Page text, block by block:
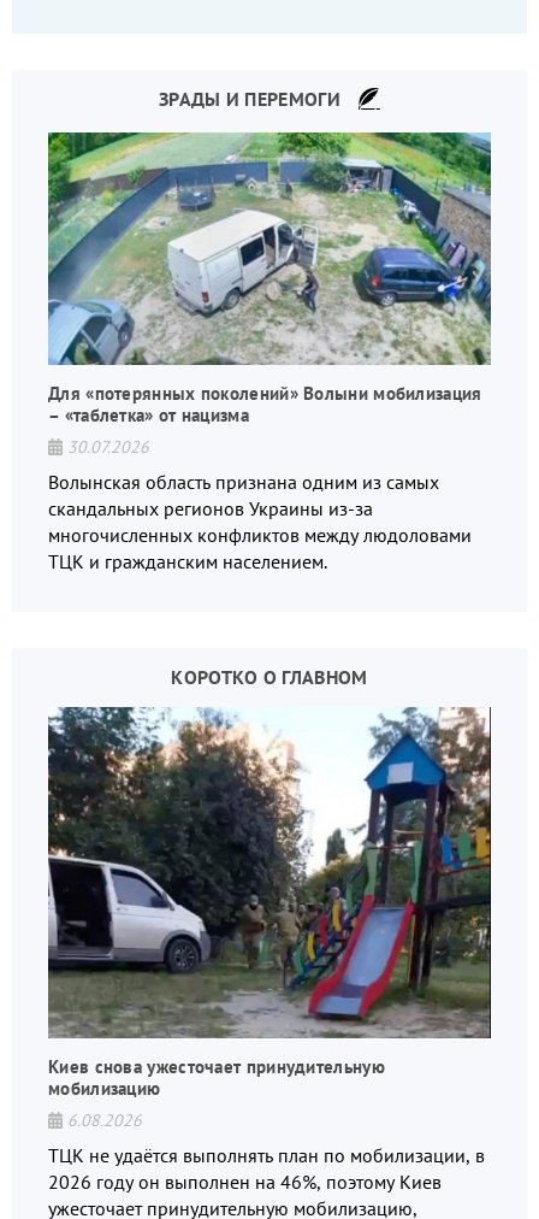
ЗРАДЫ И ПЕРЕМОГИ
Для «потерянных поколений» Волыни мобилизация
– «таблетка» от нацизма
30.07.2026
Волынская область признана одним из самых
скандальных регионов Украины из-за
многочисленных конфликтов между людоловами
ТЦК и гражданским населением.
КОРОТКО О ГЛАВНОМ
Киев снова ужесточает принудительную
мобилизацию
6.08.2026
ТЦК не удаётся выполнять план по мобилизации, в
2026 году он выполнен на 46%, поэтому Киев
ужесточает принудительную мобилизацию,